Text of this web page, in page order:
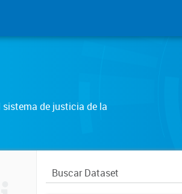
de justicia de la